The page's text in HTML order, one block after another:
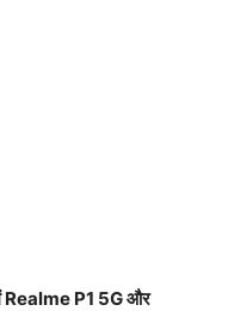
Realme P1 5G और